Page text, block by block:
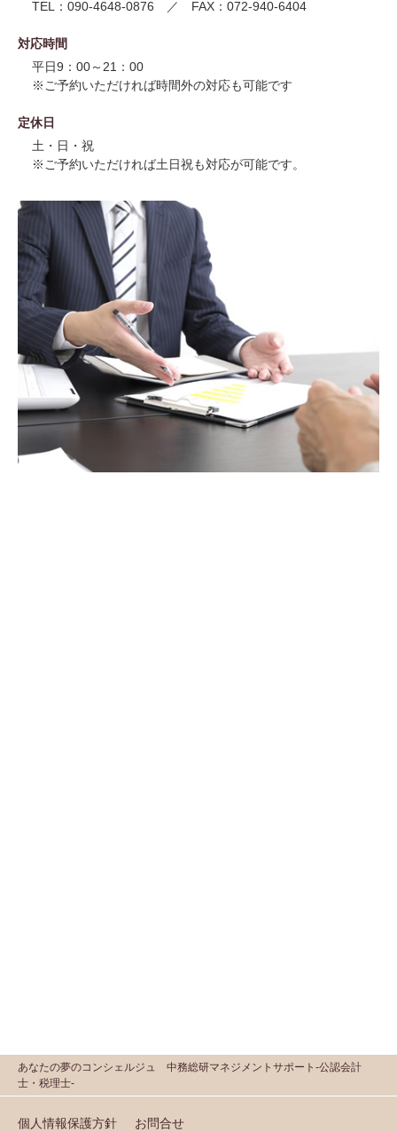
TEL：090-4648-0876 ／ FAX：072-940-6404
対応時間
平日9：00～21：00
※ご予約いただければ時間外の対応も可能です
定休日
土・日・祝
※ご予約いただければ土日祝も対応が可能です。
あなたの夢のコンシェルジュ 中務総研マネジメントサポート-公認会計
士・税理士-
個人情報保護方針 お問合せ